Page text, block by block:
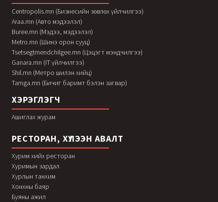
Centropolis.mn (Бизнесийн зөвлөх үйлчилгээ)
Araa.mn (Авто мэдээлэл)
Buree.mn (Мэдээ, мэдээлэл)
Metro.mn (Шинэ орон сууц)
Tsetsegtmendchilgee.mn (Цэцэгт мэндчилгээ)
Ganara.mn (IT үйлчилгээ)
Shil.mn (Метро шилэн хийц)
Tamga.mn (Бичиг баримт бэлэн загвар)
ХЭРЭГЛЭГЧ
Ашиглах журам
РЕСТОРАН, ХҮЛЭЭН АВАЛТ
Хурим хийх ресторан
Хуримын зардал
Хурлын танхим
Хонхны баяр
Буяны ажил